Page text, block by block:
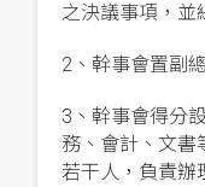
之決議事項，並
2、幹事會置副
3、幹事會得分
務、會計、文書
若干人，負責辦